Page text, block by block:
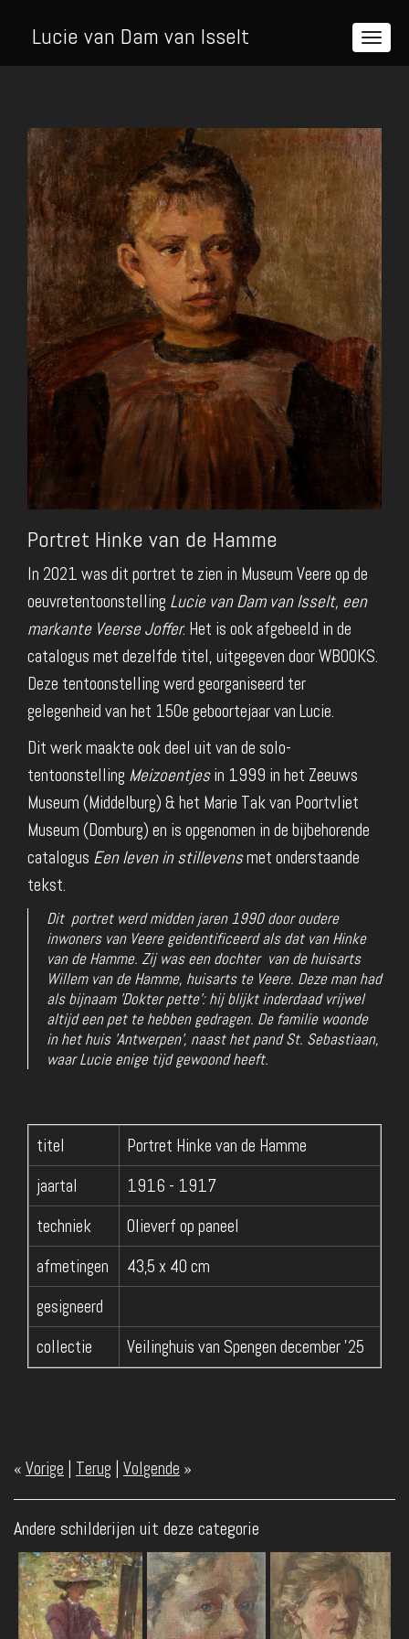
Lucie van Dam van Isselt
Portret Hinke van de Hamme
In 2021 was dit portret te zien in Museum Veere op de
oeuvretentoonstelling Lucie van Dam van Isselt, een
markante Veerse Joffer. Het is ook afgebeeld in de
catalogus met dezelfde titel, uitgegeven door WBOOKS.
Deze tentoonstelling werd georganiseerd ter
gelegenheid van het 150e geboortejaar van Lucie.
Dit werk maakte ook deel uit van de solo-
tentoonstelling Meizoentjesin 1999 in het Zeeuws
Museum (Middelburg) & het Marie Tak van Poortvliet
Museum (Domburg) en is opgenomen in de bijbehorende
catalogus Een leven in stillevensmet onderstaande
tekst.
Dit portret werd midden jaren 1990 door oudere
inwoners van Veere geidentificeerd als dat van Hinke
van de Hamme. Zij was een dochter van de huisarts
Willem van de Hamme, huisarts te Veere. Deze man had
als bijnaam 'Dokter pette': hij blijkt inderdaad vrijwel
altijd een pet te hebben gedragen. De familie woonde
in het huis 'Antwerpen', naast het pand St. Sebastiaan,
waar Lucie enige tijd gewoond heeft.
titel
Portret Hinke van de Hamme
jaartal
1916 - 1917
techniek
Olieverf op paneel
afmetingen
43,5 x 40 cm
gesigneerd
collectie
Veilinghuis van Spengen december '25
« Vorige | Terug | Volgende »
Andere schilderijen uit deze categorie